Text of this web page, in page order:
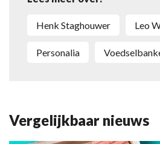
Henk Staghouwer Leo
personalia
Vergelijkbaar nieuws